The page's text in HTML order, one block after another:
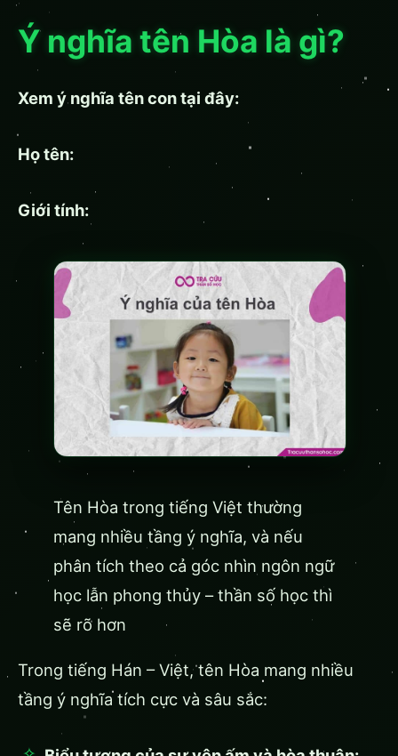
Ý nghĩa tên Hòa là gì?
Xem ý nghĩa tên con tại đây:
Họ tên:
Giới tính:
Tên Hòa trong tiếng Việt thường
mang nhiều tầng ý nghĩa, và nếu
phân tích theo cả góc nhìn ngôn ngữ
học lẫn phong thủy – thần số học thì
sẽ rõ hơn
Trong tiếng Hán – Việt, tên Hòa mang nhiều
tầng ý nghĩa tích cực và sâu sắc: